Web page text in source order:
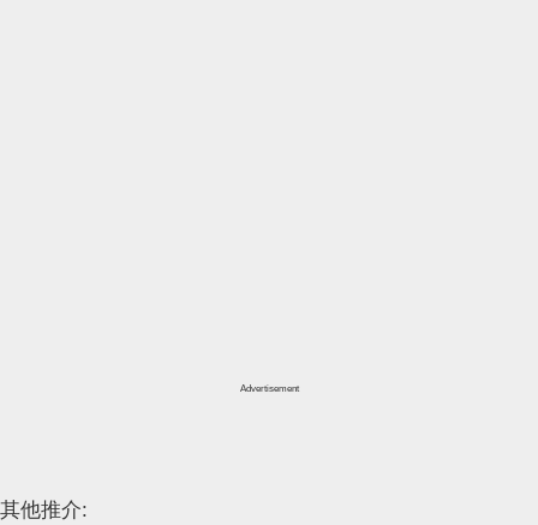
Advertisement
其他推介: